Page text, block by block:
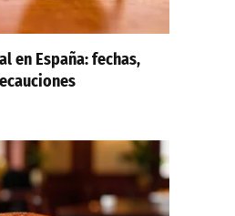
en España: fechas,